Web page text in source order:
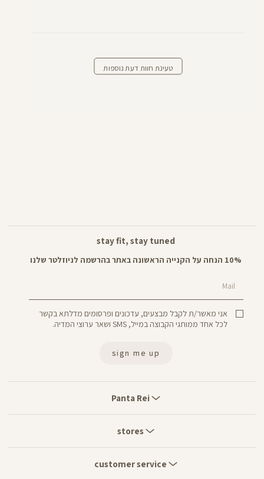
טעינת חוות דעת נוספות
Rei
Panta Rei
stores
service
customer service
stay fit, stay tuned
10% הנחה על הקנייה הראשונה באתר בהרשמה לניוזלטר שלנו
Mail
אני מאשר/ת לקבל מבצעים, עדכונים ופרסומים מדלתא בקשר
לכל אחד ממותגי הקבוצה במייל, SMS ושאר ערוצי המדיה.
sign me up